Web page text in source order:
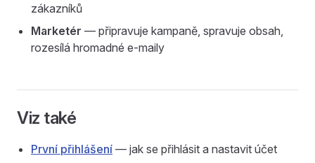
zákazníků
Marketér — připravuje kampaně, spravuje obsah,
rozesílá hromadné e-maily
Viz také
První přihlášení — jak se přihlásit a nastavit účet